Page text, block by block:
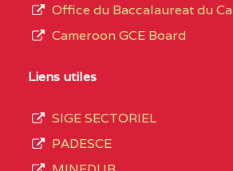
CENTRE
COLLEGE
SAINT
CENTRE
du
de
septembre
Office du Baccalaureat du
Cameroon GCE Board
Liens utiles
SIGE SECTORIEL
PADESCE